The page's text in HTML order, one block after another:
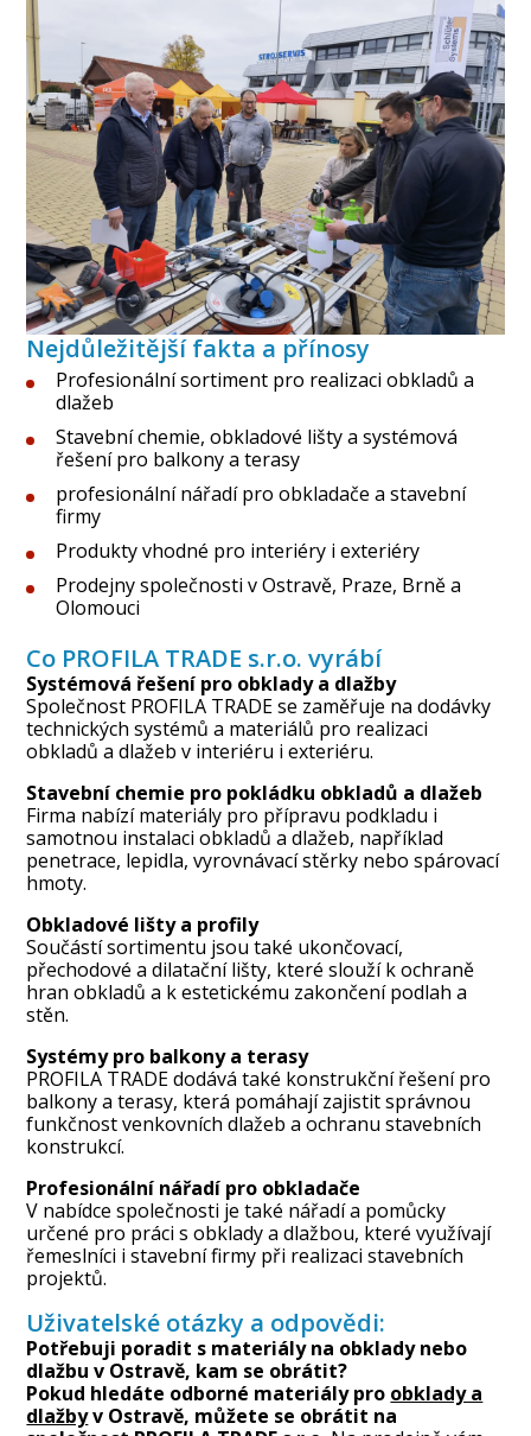
Nejdůležitější fakta a přínosy
Profesionální sortiment pro realizaci obkladů a
dlažeb
Stavební chemie, obkladové lišty a systémová
řešení pro balkony a terasy
profesionální nářadí pro obkladače a stavební
firmy
Produkty vhodné pro interiéry i exteriéry
Prodejny společnosti v Ostravě, Praze, Brně a
Olomouci
Co PROFILA TRADE s.r.o. vyrábí
Systémová řešení pro obklady a dlažby
Společnost PROFILA TRADE se zaměřuje na dodávky
technických systémů a materiálů pro realizaci
obkladů a dlažeb v interiéru i exteriéru.
Stavební chemie pro pokládku obkladů a dlažeb
Firma nabízí materiály pro přípravu podkladu i
samotnou instalaci obkladů a dlažeb, například
penetrace, lepidla, vyrovnávací stěrky nebo spárovací
hmoty.
Obkladové lišty a profily
Součástí sortimentu jsou také ukončovací,
přechodové a dilatační lišty, které slouží k ochraně
hran obkladů a k estetickému zakončení podlah a
stěn.
Systémy pro balkony a terasy
PROFILA TRADE dodává také konstrukční řešení pro
balkony a terasy, která pomáhají zajistit správnou
funkčnost venkovních dlažeb a ochranu stavebních
konstrukcí.
Profesionální nářadí pro obkladače
V nabídce společnosti je také nářadí a pomůcky
určené pro práci s obklady a dlažbou, které využívají
řemeslníci i stavební firmy při realizaci stavebních
projektů.
Uživatelské otázky a odpovědi:
Potřebuji poradit s materiály na obklady nebo
dlažbu v Ostravě, kam se obrátit?
Pokud hledáte odborné materiály pro obklady a
dlažbyv Ostravě, můžete se obrátit na